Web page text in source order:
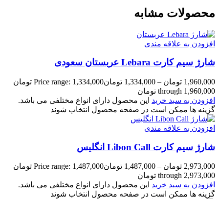
محصولات مشابه
افزودن به علاقه مندی
شارژ سیم کارت Lebara عربستان سعودی
1,960,000 تومان –
1,334,000 تومان
Price range: 1,334,000 تومان
through 1,960,000 تومان
افزودن به سبد خرید این محصول دارای انواع مختلفی می باشد.
گزینه ها ممکن است در صفحه محصول انتخاب شوند
افزودن به علاقه مندی
شارژ سیم کارت Libon Call انگلیس
2,973,000 تومان –
1,487,000 تومان
Price range: 1,487,000 تومان
through 2,973,000 تومان
افزودن به سبد خرید این محصول دارای انواع مختلفی می باشد.
گزینه ها ممکن است در صفحه محصول انتخاب شوند